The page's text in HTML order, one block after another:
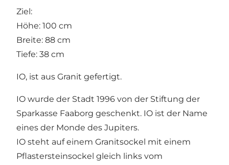
Ziel:
Höhe: 100 cm
Breite: 88 cm
Tiefe: 38 cm
IO, ist aus Granit gefertigt.
IO wurde der Stadt 1996 von der Stiftung der
Sparkasse Faaborg geschenkt. IO ist der Name
eines der Monde des Jupiters.
IO steht auf einem Granitsockel mit einem
Pflastersteinsockel gleich links vom